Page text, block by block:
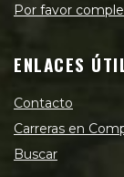
Por favor
ENLACES
Contacto
Carreras en
Buscar